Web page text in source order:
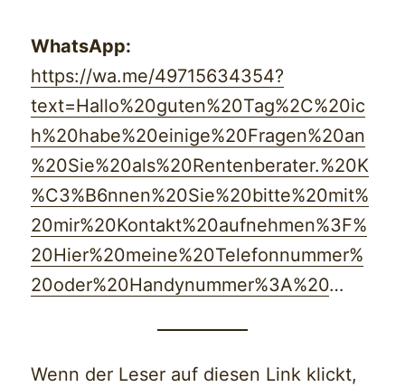
WhatsApp:
https://wa.me/49715634354?
text=Hallo%20guten%20Tag%2C%20ic
h%20habe%20einige%20Fragen%20an
%20Sie%20als%20Rentenberater.%20K
%C3%B6nnen%20Sie%20bitte%20mit%
20mir%20Kontakt%20aufnehmen%3F%
20Hier%20meine%20Telefonnummer%
20oder%20Handynummer%3A%20…
Wenn der Leser auf diesen Link klickt,